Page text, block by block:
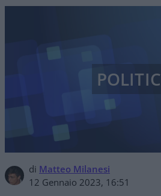
di Matteo Milanesi
12 Gennaio 2023, 16:51